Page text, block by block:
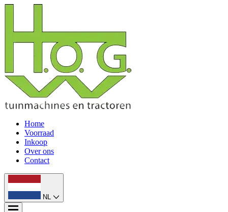
Home
Voorraad
Inkoop
Over ons
Contact
NL